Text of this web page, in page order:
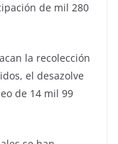
de mil 280
la recolección
el desazolve
de 14 mil 99